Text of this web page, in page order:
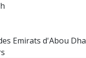
Emirats d'Abou